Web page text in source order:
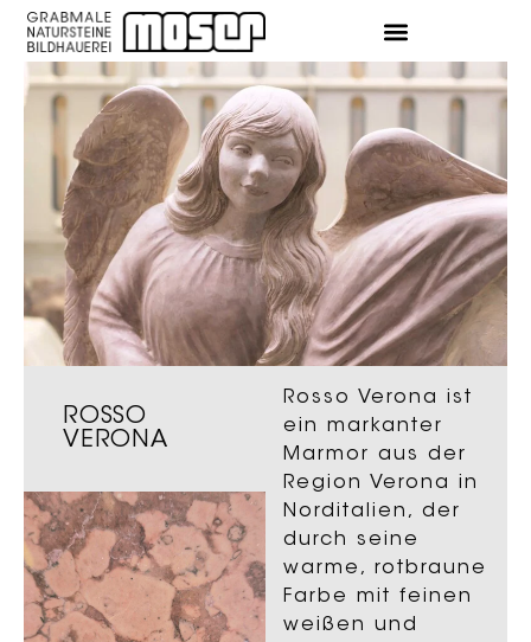
ROSSO
VERONA
Rosso Verona ist
ein markanter
Marmor aus der
Region Verona in
Norditalien, der
durch seine
warme, rotbraune
Farbe mit feinen
weißen und